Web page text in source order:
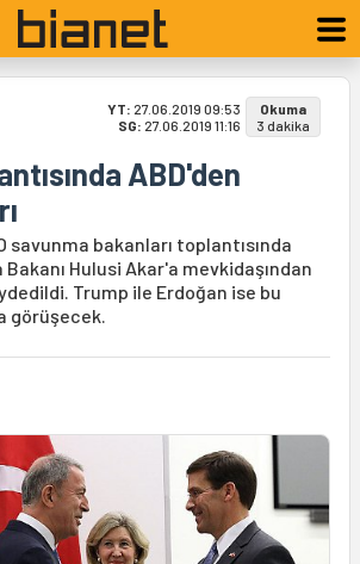
YT: 27.06.2019 09:53
SG: 27.06.2019 11:16
Okuma
3 dakika
ABD'den
savunma bakanları toplantısında
Hulusi Akar'a mevkidaşından
Trump ile Erdoğan ise bu
görüşecek.